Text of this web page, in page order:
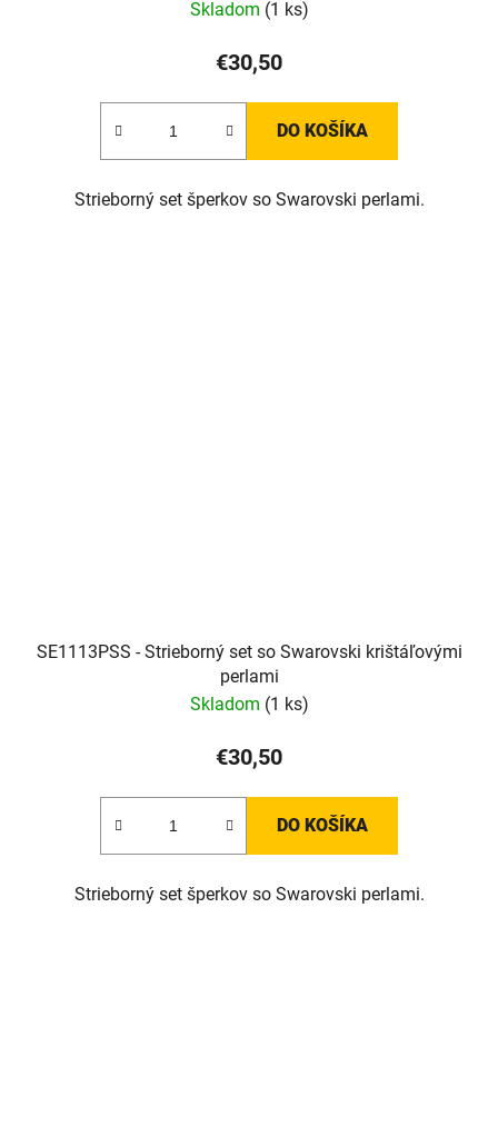
Skladom (1 ks)
€30,50
DO KOŠÍKA
Strieborný set šperkov so Swarovski perlami.
SE1113PSS - Strieborný set so Swarovski krištáľovými
perlami
Skladom (1 ks)
€30,50
DO KOŠÍKA
Strieborný set šperkov so Swarovski perlami.